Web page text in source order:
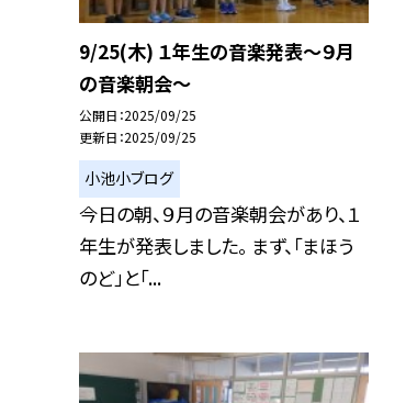
9/25(木) １年生の音楽発表〜９月
の音楽朝会〜
公開日 2025/09/25
更新日 2025/09/25
小池小ブログ
今日の朝、９月の音楽朝会があり、１
年生が発表しました。 まず、「まほう
のど」と「...